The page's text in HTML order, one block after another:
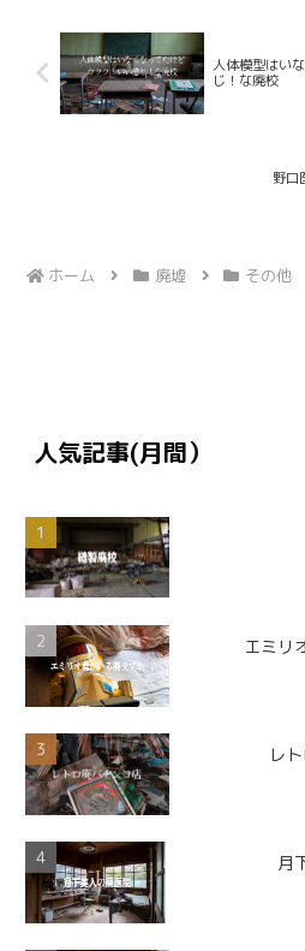
人体模型はい
じ！な廃校
野口
ホーム 廃墟 その他
人気記事(月間）
エミリ
レ
月